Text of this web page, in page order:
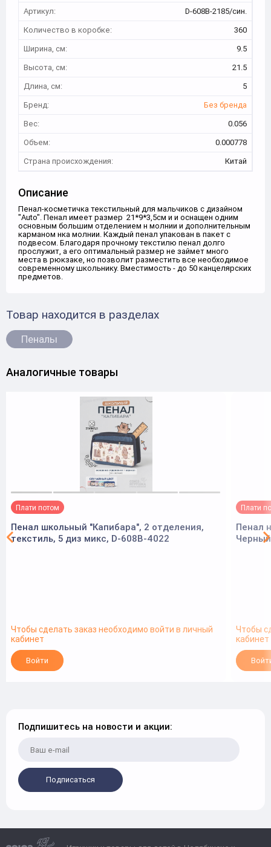
Артикул:
D-608B-2185/син.
Количество в коробке:
360
Ширина, см:
9.5
Высота, см:
21.5
Длина, см:
5
Бренд:
Без бренда
Вес:
0.056
Объем:
0.000778
Страна происхождения:
Китай
Описание
Пенал-косметичка текстильный для мальчиков с дизайном
"Auto". Пенал имеет размер 21*9*3,5см и и оснащен одним
основным большим отделением н молнии и дополнительным
карманом нка молнии. Каждый пенал упакован в пакет с
подвесом. Благодаря прочному текстилю пенал долго
прослужит, а его оптимальный размер не займет много
места в рюкзаке, но позволит разместить все необходимое
современному школьнику. Вместимость - до 50 канцелярских
предметов.
Товар находится в разделах
Пеналы
Аналогичные товары
Плати потом
Пенал школьный "Капибара", 2 отделения,
текстиль, 5 диз микс, D-608B-4022
Чтобы сделать заказ необходимо войти в личный
кабинет
Войти
Плати
Пенал
Чтобы
кабинет
Подпишитесь на новости и акции:
Подписаться